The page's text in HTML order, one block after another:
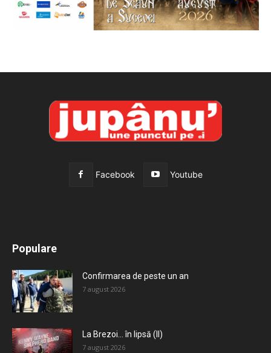
Facebook Youtube
Populare
Confirmarea de peste un an
7 august 2026
La Brezoi… în lipsă (II)
7 august 2026